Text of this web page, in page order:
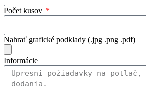
Počet kusov
Nahrať grafické podklady (.jpg .png .pdf)
Informácie